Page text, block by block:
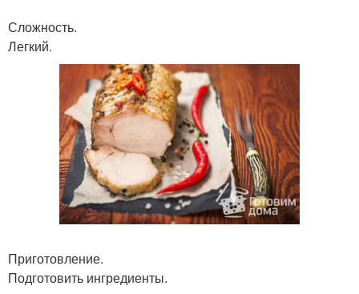
Сложность.
Легкий.
Приготовление.
Подготовить ингредиенты.